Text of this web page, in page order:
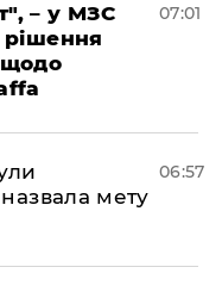
– у МЗС
рішення
щодо
07:01
мету
06:57